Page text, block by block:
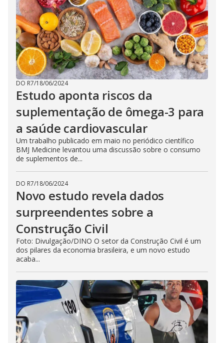
DO R7/18/06/2024
Estudo aponta riscos da
suplementação de ômega-3 para
a saúde cardiovascular
Um trabalho publicado em maio no periódico científico
BMJ Medicine levantou uma discussão sobre o consumo
de suplementos de...
DO R7/18/06/2024
Novo estudo revela dados
surpreendentes sobre a
Construção Civil
Foto: Divulgação/DINO O setor da Construção Civil é um
dos pilares da economia brasileira, e um novo estudo
acaba...